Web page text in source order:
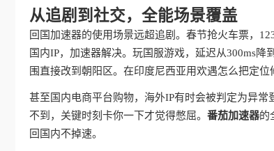
从追剧到社交，全能场景覆盖
回国加速器的使用场景远超追剧。春节抢火车票，
国内IP，加速器解决。玩国服游戏，延迟从300ms
围直接改到朝阳区。在印度尼西亚用欢遇怎么把定
甚至国内电商平台购物，海外IP有时会被判定为异
不到，关键时刻卡你一下才觉得憋屈。 番茄加速器的
回国内不掉速。